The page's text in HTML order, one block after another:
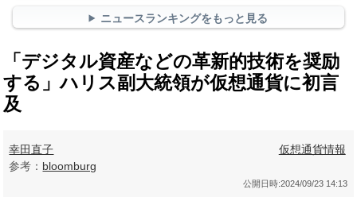
ニュースランキングをもっと見る
「デジタル資産などの革新的技術を奨励
する」ハリス副大統領が仮想通貨に初言
及
幸田直子
参考： bloomburg
仮想通貨情報
公開日時:2024/09/23 14:13